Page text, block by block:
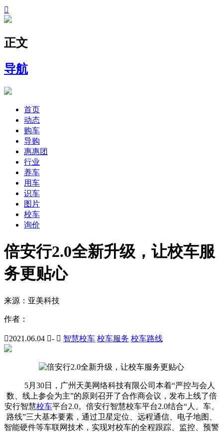

正文
导航
首页
动态
购车
导购
惠惠团
行业
养车
用车
识车
图片
校车
询价
倍安行2.0全新升级，让校车服
务更贴心
来源： 亚美科技
作者：
2021.06.04 -  智慧校车 校车服务 校车路线
5月30日，广州天美网络科技有限公司本着“严控与会人
数、线上参会为主”的原则召开了合作商会议，发布上线了倍
安行智慧校车平台2.0。倍安行智慧校车平台2.0结合“人、车、
路线”三大基本要素，通过卫星定位、远程通信、电子地图、
智能硬件等车联网技术，实现对校车的全程跟踪、监控、预警